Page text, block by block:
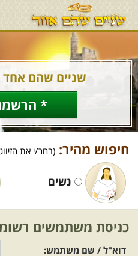
שניים שהם אחד
*
חיפוש מהיר: (בחר/י את
נשים
כניסת משתמשים
דוא"ל / שם משתמש: